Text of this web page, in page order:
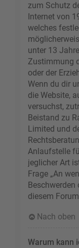
zum Schutz
Internet von
welches
unter 13
Zustimmung
oder der
Wenn du dir
die Website,
versuchst,
Beistand zu
Limited und
Anlaufstelle
jeglicher Art
Frage „An
Beschwerden
diesem
Nach oben
Warum kann